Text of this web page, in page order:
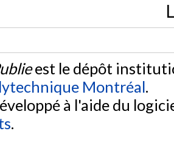
est le dépôt
Montréal.
à l'aide du
.